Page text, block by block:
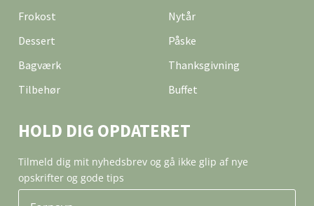
Frokost
Dessert
Bagværk
Tilbehør
Nytår
Påske
Thanksgivning
Buffet
HOLD DIG OPDATERET
Tilmeld dig mit nyhedsbrev og gå ikke glip af nye
opskrifter og gode tips